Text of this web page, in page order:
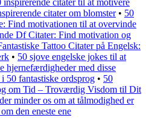
inspirerende citater til at motivere
citater om blomster• 50
Find motivationen til at overvinde
Df Citater: Find motivation og
Tattoo Citater på Engelsk:
• 50 sjove engelske jokes til at
hjernefærdigheder med disse
50 fantastiske ordsprog • 50
om Tid – Troværdig Visdom til Dit
minder os om at tålmodighed er
den eneste ene